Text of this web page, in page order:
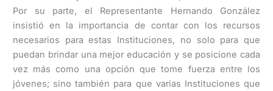
Por su parte, el Representante Hernando González
insistió en la importancia de contar con los recursos
necesarios para estas Instituciones, no solo para que
puedan brindar una mejor educación y se posicione cada
vez más como una opción que tome fuerza entre los
jóvenes; sino también para que varias Instituciones que